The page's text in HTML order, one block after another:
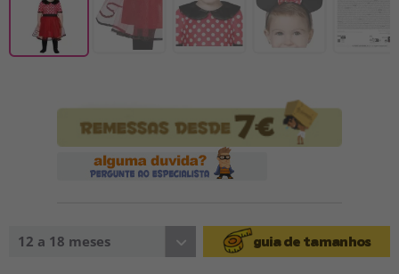
12 a 18 meses guia de tamanhos